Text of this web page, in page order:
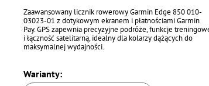
Zaawansowany licznik rowerowy Garmin Edge 850 010-
03023-01 z dotykowym ekranem i płatnościami Garmin
Pay. GPS zapewnia precyzyjne podróże, funkcje
i łączność satelitarną, idealny dla kolarzy dążących do
maksymalnej wydajności.
Warianty: